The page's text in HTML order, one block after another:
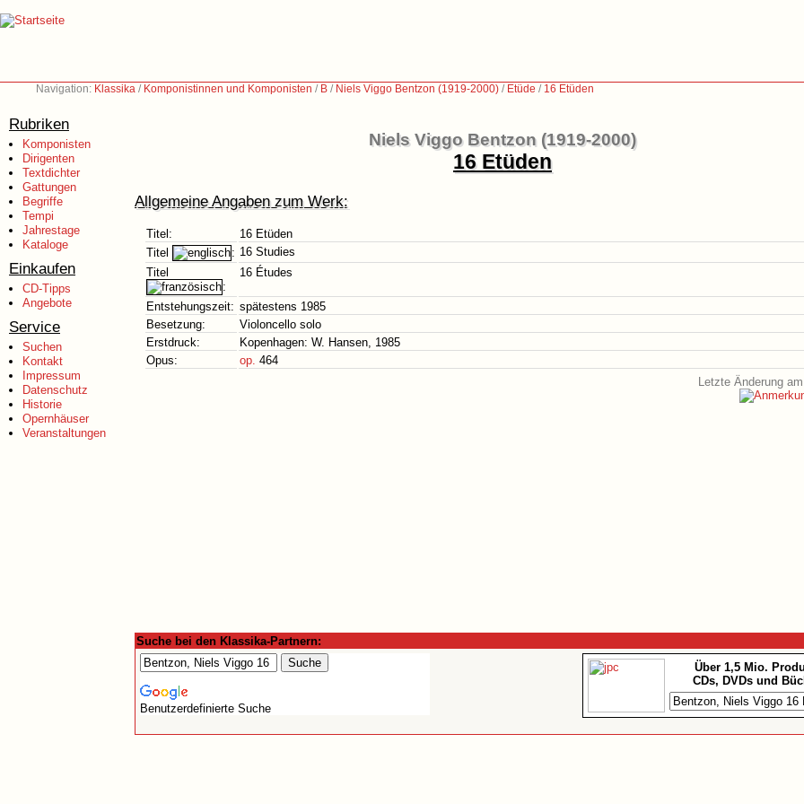
Navigation: Klassika / Komponistinnen und Komponisten / B / Niels Viggo Bentzon (1919-2000) / Etüde / 16 Etüden
Rubriken
Komponisten
Dirigenten
Textdichter
Gattungen
Begriffe
Tempi
Jahrestage
Kataloge
Einkaufen
CD-Tipps
Angebote
Service
Suchen
Kontakt
Impressum
Datenschutz
Historie
Opernhäuser
Veranstaltungen
Niels Viggo Bentzon (1919-2000)
16 Etüden
Allgemeine Angaben zum Werk:
Titel:
16 Etüden
Titel
: 16 Studies
Titel
:
16 Études
Entstehungszeit: spätestens 1985
Besetzung:
Violoncello solo
Erstdruck:
Kopenhagen: W. Hansen, 1985
Opus:
op. 464
Letzte Änderung
Suche bei den Klassika-Partnern:
Benutzerdefinierte Suche
Über 1,5 Mio.
CDs, DVDs und